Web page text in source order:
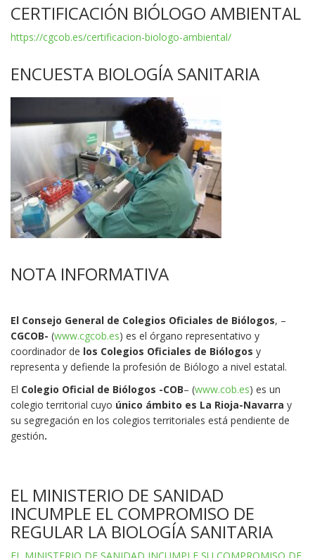
CERTIFICACIÓN BIÓLOGO AMBIENTAL
https://cgcob.es/certificacion-biologo-ambiental/
ENCUESTA BIOLOGÍA SANITARIA
NOTA INFORMATIVA
El Consejo General de Colegios Oficiales de Biólogos, –
CGCOB- (www.cgcob.es) es el órgano representativo y
coordinador de los Colegios Oficiales de Biólogos y
representa y defiende la profesión de Biólogo a nivel estatal.
El Colegio Oficial de Biólogos -COB– (www.cob.es) es un
colegio territorial cuyo único ámbito es La Rioja-Navarra y
su segregación en los colegios territoriales está pendiente de
gestión.
EL MINISTERIO DE SANIDAD
INCUMPLE EL COMPROMISO DE
REGULAR LA BIOLOGÍA SANITARIA
EL MINISTERIO DE SANIDAD INCUMPLE SU COMPROMISO DE